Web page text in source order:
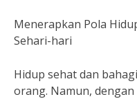
Menerapkan Pola
Sehari-hari
Hidup sehat dan
orang. Namun,